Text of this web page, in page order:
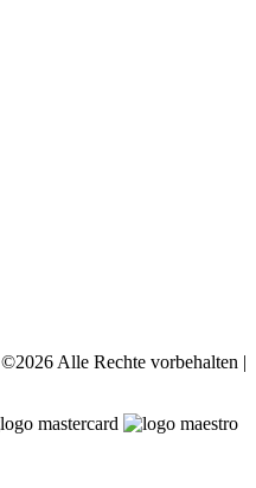
©2026 Alle Rechte vorbehalten |